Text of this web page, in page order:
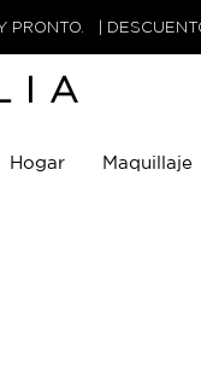
|
Hogar Maquillaje